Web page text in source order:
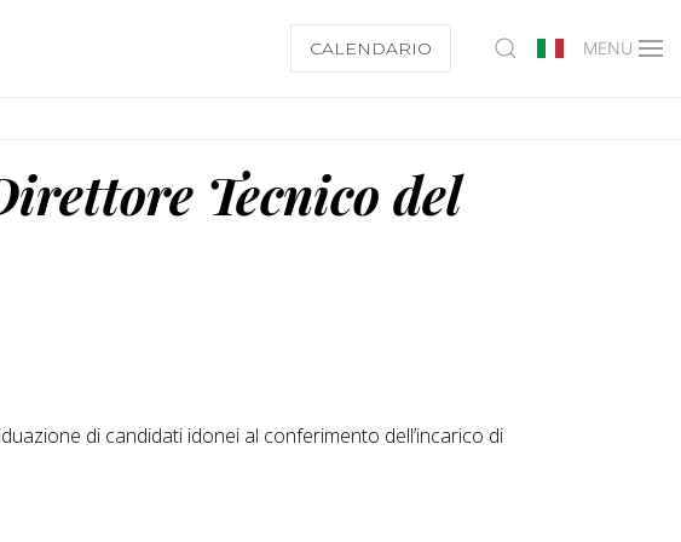
CALENDARIO MENU
Tecnico del
di candidati idonei al conferimento dell’incarico di